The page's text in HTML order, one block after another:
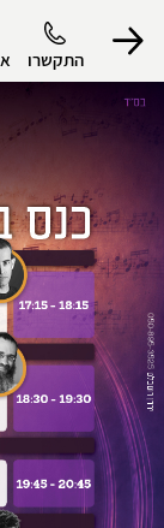
התקשרו